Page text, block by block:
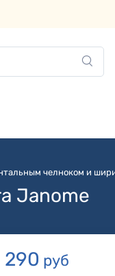
челноком и
Janome
290 руб